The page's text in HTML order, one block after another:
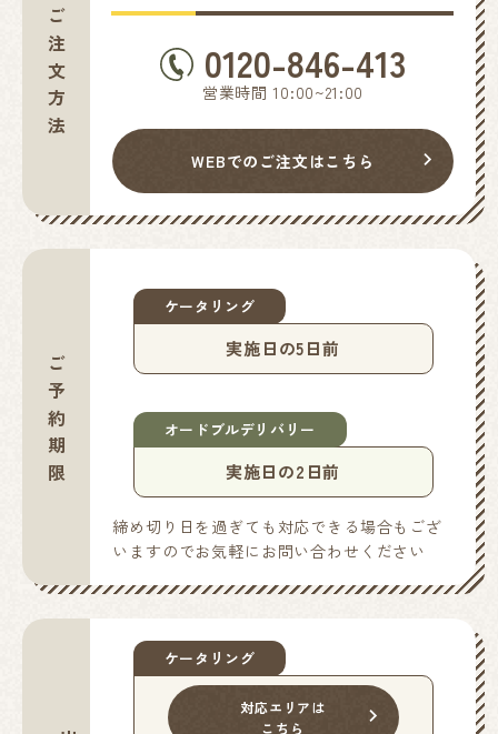
ご注文方法 0120-846-413
営業時間 10:00~21:00
WEBでのご注文はこちら
ご予約期限
ケータリング
実施日の5日前
オードブルデリバリー
実施日の2日前
締め切り日を過ぎても対応できる場合もござ
いますのでお気軽にお問い合わせください
ケータリング
対応エリアは
こちら